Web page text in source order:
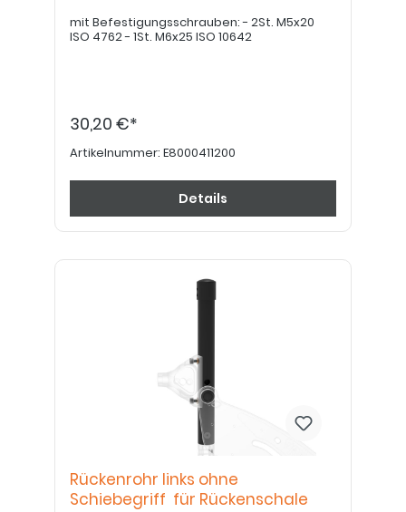
mit Befestigungsschrauben: - 2St. M5x20
ISO 4762 - 1St. M6x25 ISO 10642
30,20 €*
Artikelnummer: E8000411200
Details
Rückenrohr links ohne
Schiebegriff für Rückenschale